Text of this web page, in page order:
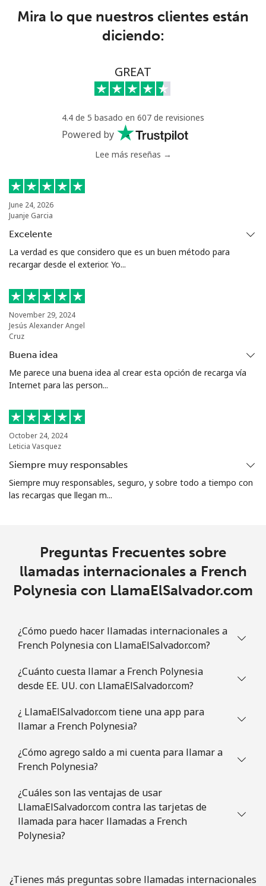
Celular 29 min por ⁦$10⁩ ⁦11¢⁩
Mira lo que nuestros clientes están
diciendo:
GREAT
4.4 de 5 basado en 607 de revisiones
Powered by
Lee más reseñas →
June 24, 2026
Juanje Garcia
Excelente
La verdad es que considero que es un buen método para
recargar desde el exterior. Yo...
November 29, 2024
Jesús Alexander Angel
Cruz
Buena idea
Me parece una buena idea al crear esta opción de recarga vía
Internet para las person...
October 24, 2024
Leticia Vasquez
Siempre muy responsables
Siempre muy responsables, seguro, y sobre todo a tiempo con
las recargas que llegan m...
Preguntas Frecuentes sobre
llamadas internacionales a French
Polynesia con LlamaElSalvador.com
¿Cómo puedo hacer llamadas internacionales a
French Polynesia con LlamaElSalvador.com?
¿Cuánto cuesta llamar a French Polynesia
desde EE. UU. con LlamaElSalvador.com?
¿ LlamaElSalvador.com tiene una app para
llamar a French Polynesia?
¿Cómo agrego saldo a mi cuenta para llamar a
French Polynesia?
¿Cuáles son las ventajas de usar
LlamaElSalvador.com contra las tarjetas de
llamada para hacer llamadas a French
Polynesia?
¿Tienes más preguntas sobre llamadas internacionales